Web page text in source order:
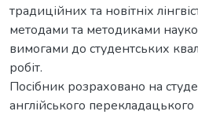
традиційних та новітніх
методами та методиками
вимогами до студентських
робіт.
Посібник розраховано на
англійського перекладацького